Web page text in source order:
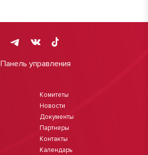
Панель управления
Комитеты
Новости
Документы
Партнеры
Контакты
Календарь